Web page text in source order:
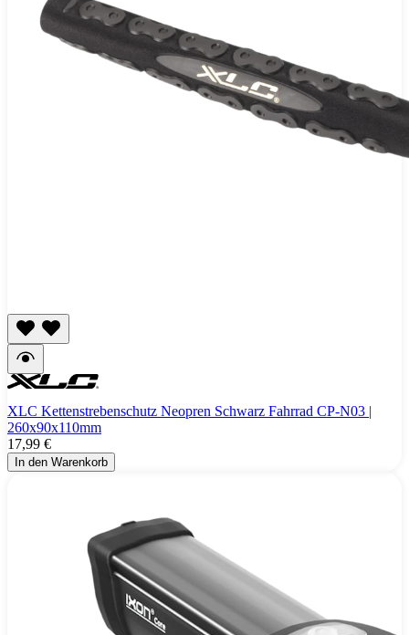
XLC Kettenstrebenschutz Neopren Schwarz Fahrrad CP-N03 |
260x90x110mm
17,99 €
In den Warenkorb